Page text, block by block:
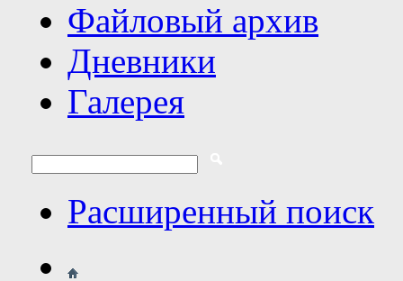
Файловый архив
Дневники
Галерея
Расширенный поиск